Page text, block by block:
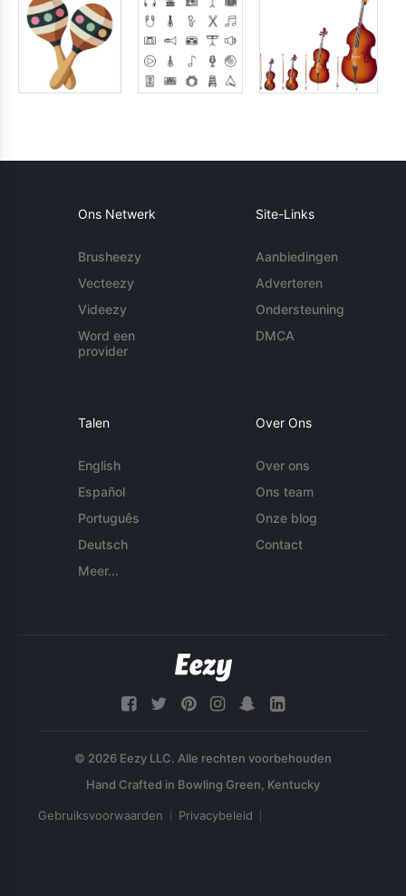
Ons Netwerk
Brusheezy
Vecteezy
Videezy
Word een
provider
Site-Links
Aanbiedingen
Adverteren
Ondersteuning
DMCA
Talen
English
Español
Português
Deutsch
Meer...
Over Ons
Over ons
Ons team
Onze blog
Contact
© 2026 Eezy LLC. Alle rechten voorbehouden
Gebruiksvoorwaarden Privacybeleid